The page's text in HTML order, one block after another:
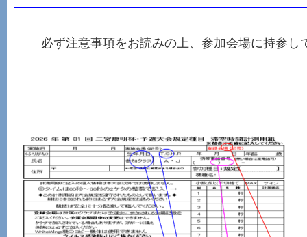
必ず注意事項をお読みの上、参加会場に持参し